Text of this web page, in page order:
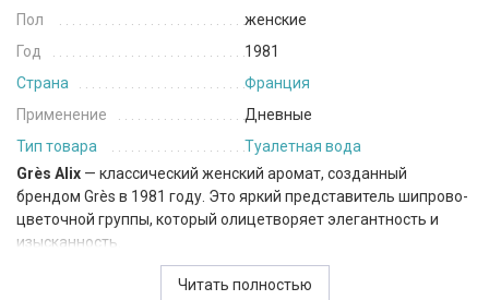
Пол
женские
Год
1981
Страна
Франция
Применение
Дневные
Тип товара
Туалетная вода
Grès Alix — классический женский аромат, созданный
брендом Grès в 1981 году. Это яркий представитель шипрово-
цветочной группы, который олицетворяет элегантность и
изысканность.
Верхние ноты аромата раскрываются свежими аккордами
Читать полностью